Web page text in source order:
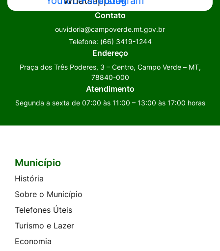
a
Social
a
Social
Whatsapp
a
Rede
Social
Facebook
a
Rede
Social
Instagram
Contato
ouvidoria@campoverde.mt.gov.br
Telefone: (66) 3419-1244
Endereço
Praça dos Três Poderes, 3 – Centro, Campo Verde – MT,
78840-000
Atendimento
Segunda a sexta de 07:00 às 11:00 – 13:00 às 17:00 horas
Seção do Rodapé e Contato
Município
História
Sobre o Município
Telefones Úteis
Turismo e Lazer
Economia